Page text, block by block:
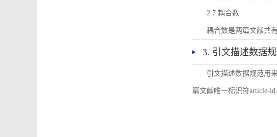
2.7 耦合数
耦合数是两篇文献共
3. 引文描述数据
引文描述数据规范用
篇文献唯一标识符article-